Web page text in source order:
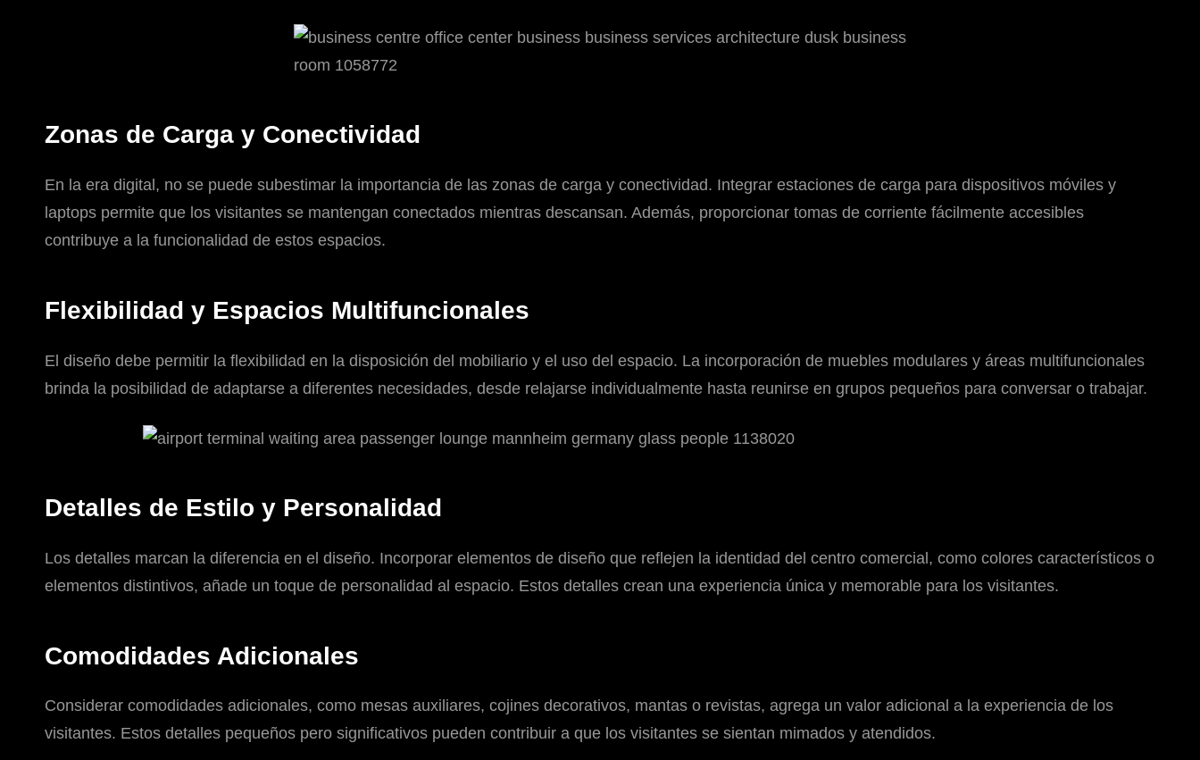
Zonas de Carga y Conectividad
En la era digital, no se puede subestimar la importancia de las zonas de carga y conectividad. Integrar estaciones de carga para dispositivos móviles y
laptops permite que los visitantes se mantengan conectados mientras descansan. Además, proporcionar tomas de corriente fácilmente accesibles
contribuye a la funcionalidad de estos espacios.
Flexibilidad y Espacios Multifuncionales
El diseño debe permitir la flexibilidad en la disposición del mobiliario y el uso del espacio. La incorporación de muebles modulares y áreas multifuncionales
brinda la posibilidad de adaptarse a diferentes necesidades, desde relajarse individualmente hasta reunirse en grupos pequeños para conversar o trabajar.
Detalles de Estilo y Personalidad
Los detalles marcan la diferencia en el diseño. Incorporar elementos de diseño que reflejen la identidad del centro comercial, como colores característicos o
elementos distintivos, añade un toque de personalidad al espacio. Estos detalles crean una experiencia única y memorable para los visitantes.
Comodidades Adicionales
Considerar comodidades adicionales, como mesas auxiliares, cojines decorativos, mantas o revistas, agrega un valor adicional a la experiencia de los
visitantes. Estos detalles pequeños pero significativos pueden contribuir a que los visitantes se sientan mimados y atendidos.